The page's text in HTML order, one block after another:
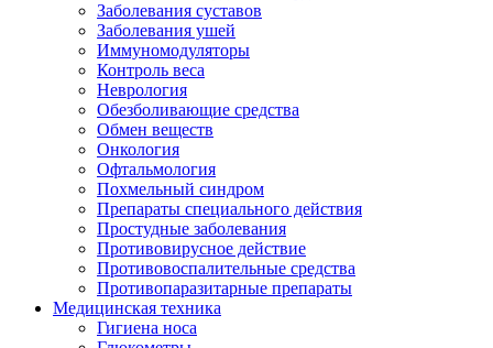
Заболевания суставов
Заболевания ушей
Иммуномодуляторы
Контроль веса
Неврология
Обезболивающие средства
Обмен веществ
Онкология
Офтальмология
Похмельный синдром
Препараты специального действия
Простудные заболевания
Противовирусное действие
Противовоспалительные средства
Противопаразитарные препараты
Медицинская техника
Гигиена носа